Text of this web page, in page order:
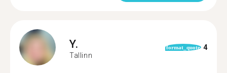
Y.
Tallinn
format_quote 4